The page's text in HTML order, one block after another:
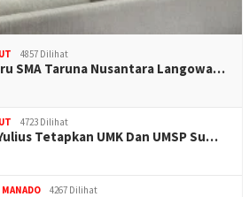
4857 Dilihat
SMA Taruna Nusantara Langowa…
4723 Dilihat
Tetapkan UMK Dan UMSP Su…
MANADO 4267 Dilihat